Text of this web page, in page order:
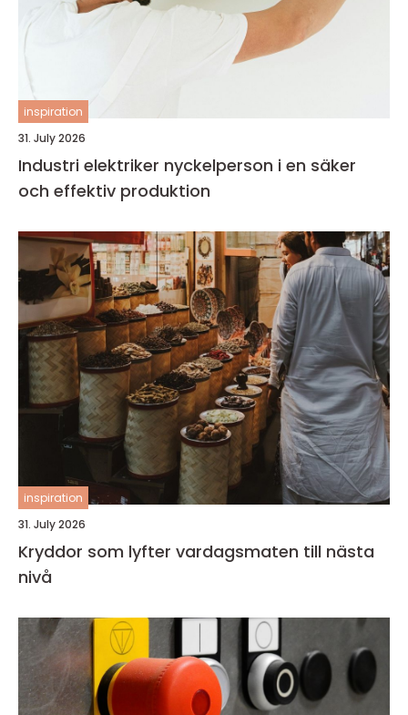
inspiration
31. July 2026
Industri elektriker nyckelperson i en säker
och effektiv produktion
inspiration
31. July 2026
Kryddor som lyfter vardagsmaten till nästa
nivå